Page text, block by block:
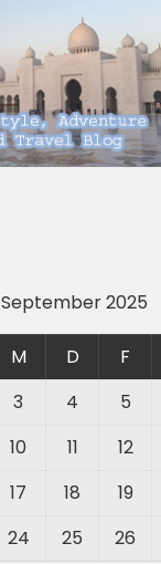
September 2025
M D F
3 4 5
10 11 12
17 18 19
24 25 26